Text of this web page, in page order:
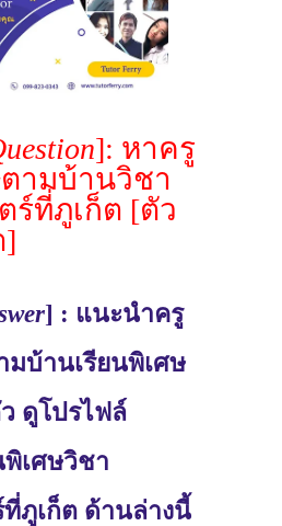
]: หาครู
ามบ้านวิชา
ที่ภูเก็ต [ตัว
]
] : แนะนำครู
มบ้านเรียนพิเศษ
ดูโปรไฟล์
เศษวิชา
ภูเก็ต ด้านล่างนี้